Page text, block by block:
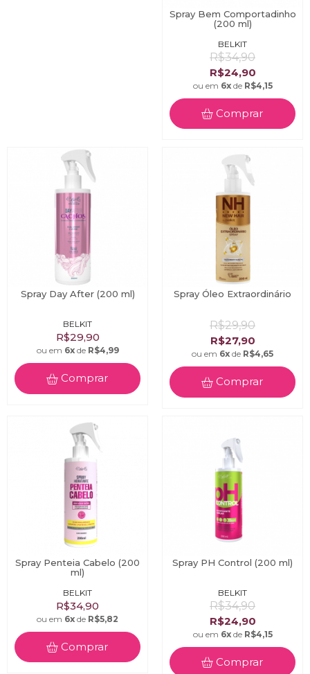
Spray Bem Comportadinho
(200 ml)
BELKIT
R$34,90
R$24,90
ou em 6xde R$4,15
Comprar
Spray Day After (200 ml)
BELKIT
R$29,90
ou em 6xde R$4,99
Comprar
Spray Óleo Extraordinário
R$29,90
R$27,90
ou em 6x de R$4,65
Comprar
Spray Penteia Cabelo (200
ml)
BELKIT
R$34,90
ou em 6x de R$5,82
Comprar
Spray PH Control (200 ml)
BELKIT
R$34,90
R$24,90
ou em 6xde R$4,15
Comprar